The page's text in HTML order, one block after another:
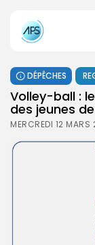
DÉPÊCHES
Volley-ball :
des jeunes
MERCREDI 12